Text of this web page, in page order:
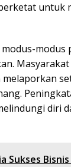
untuk
modus
diri
Sukses